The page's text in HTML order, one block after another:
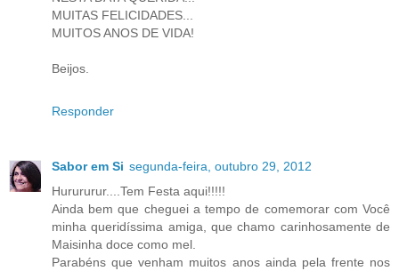
MUITAS FELICIDADES...
MUITOS ANOS DE VIDA!
Beijos.
Responder
Sabor em Si segunda-feira, outubro 29, 2012
Hurururur....Tem Festa aqui!!!!!
Ainda bem que cheguei a tempo de comemorar com Você
minha queridíssima amiga, que chamo carinhosamente de
Maisinha doce como mel.
Parabéns que venham muitos anos ainda pela frente nos